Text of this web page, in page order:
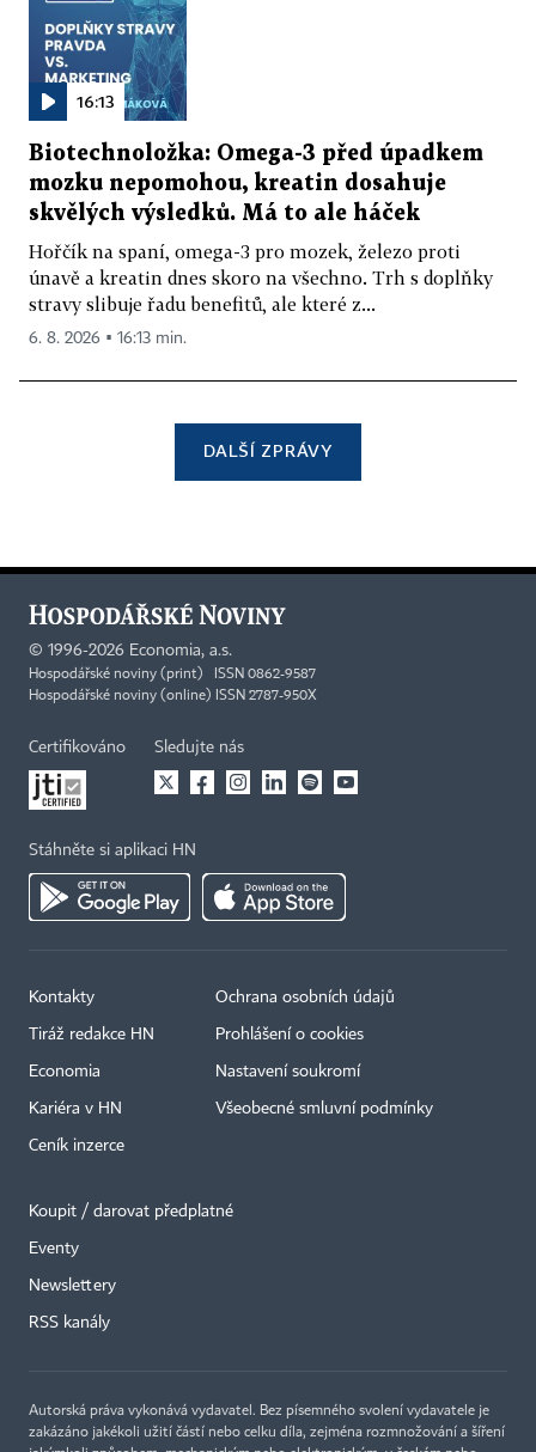
16:13
Biotechnoložka: Omega-3 před úpadkem
mozku nepomohou, kreatin dosahuje
skvělých výsledků. Má to ale háček
Hořčík na spaní, omega-3 pro mozek, železo proti
únavě a kreatin dnes skoro na všechno. Trh s doplňky
stravy slibuje řadu benefitů, ale které z...
6. 8. 2026 ▪ 16:13 min.
DALŠÍ ZPRÁVY
© 1996-2026 Economia, a.s.
Hospodářské noviny (print) ISSN 0862-9587
Hospodářské noviny (online) ISSN 2787-950X
Certifikováno Sledujte nás
Stáhněte si aplikaci HN
Kontakty
Tiráž redakce HN
Economia
Kariéra v HN
Ceník inzerce
Ochrana osobních údajů
Prohlášení o cookies
Nastavení soukromí
Všeobecné smluvní podmínky
Koupit / darovat předplatné
Eventy
Newslettery
RSS kanály
Autorská práva vykonává vydavatel. Bez písemného svolení vydavatele je
zakázáno jakékoli užití částí nebo celku díla, zejména rozmnožování a šíření